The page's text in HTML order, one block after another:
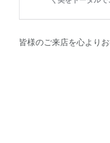
皆様のご来店を心より